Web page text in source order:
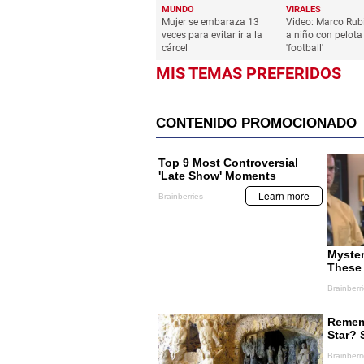
MUNDO
Mujer se embaraza 13
veces para evitar ir a la
cárcel
VIRALES
Video: Marco
a niño con pelota
'football'
MIS TEMAS PREFERIDOS